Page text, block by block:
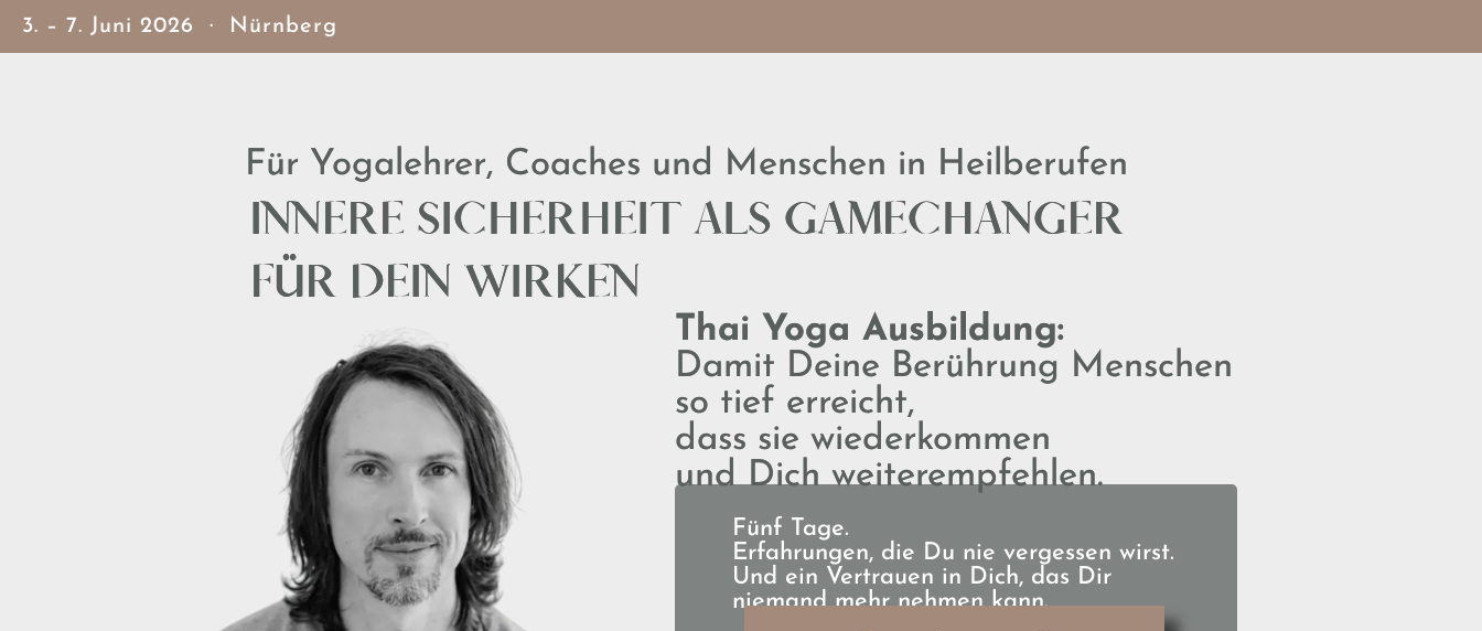
3. – 7. Juni 2026 · Nürnberg
Für Yogalehrer, Coaches und Menschen in Heilberufen
INNERE SICHERHEIT ALS GAMECHANGER
FÜR DEIN WIRKEN
Thai Yoga Ausbildung:
Damit Deine Berührung Menschen
so tief erreicht,
dass sie wiederkommen
und Dich weiterempfehlen.
Fünf Tage.
Erfahrungen, die Du nie vergessen wirst.
Und ein Vertrauen in Dich, das Dir
niemand mehr nehmen kann.